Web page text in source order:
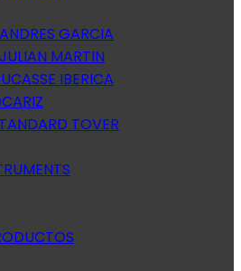
GARCIA
MARTIN
IBERICA
TOVER